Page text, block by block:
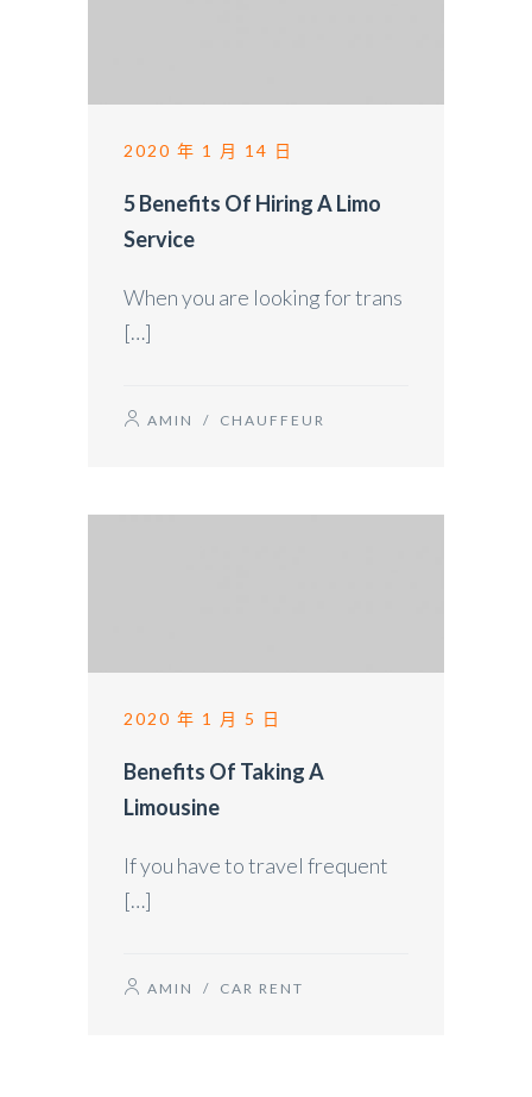
2020 年 1 月 14 日
5 Benefits Of Hiring A Limo
Service
When you are looking for trans
[…]
AMIN / CHAUFFEUR
2020 年 1 月 5 日
Benefits Of Taking A
Limousine
If you have to travel frequent
[…]
AMIN / CAR RENT